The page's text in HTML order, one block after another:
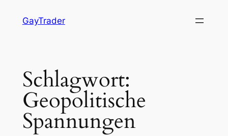
InhaltGayTrader
Schlagwort:
Geopolitische
Spannungen